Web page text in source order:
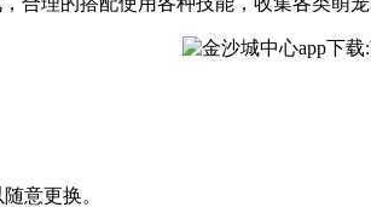
意更换。